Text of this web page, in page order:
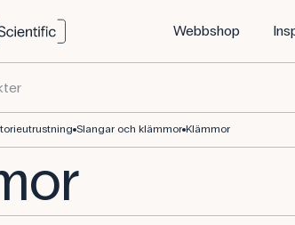
Webbshop
Slangar och klämmor Klämmor